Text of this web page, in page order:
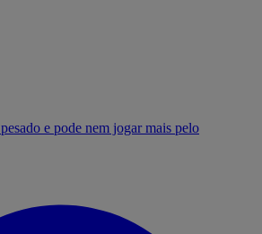
e pode nem jogar mais pelo